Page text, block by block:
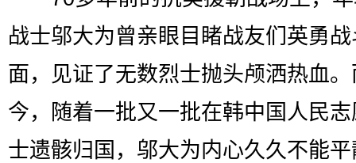
战士邬大为曾亲眼目睹战友们英勇
面，见证了无数烈士抛头颅洒热血
今，随着一批又一批在韩中国人民
士遗骸归国，邬大为内心久久不能